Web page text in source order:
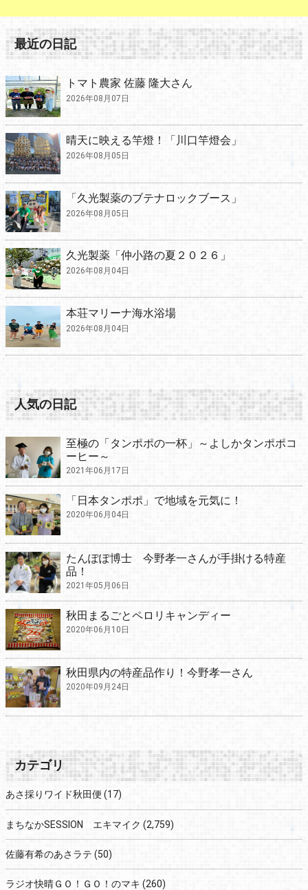
最近の日記
トマト農家 佐藤 隆大さん
2026年08月07日
晴天に映える竿燈！「川口竿燈会」
2026年08月05日
「久光製薬のブテナロックブース」
2026年08月05日
久光製薬「仲小路の夏２０２６」
2026年08月04日
本荘マリーナ海水浴場
2026年08月04日
人気の日記
至極の「タンポポの一杯」～よしかタンポポコ
ーヒー～
2021年06月17日
「日本タンポポ」で地域を元気に！
2020年06月04日
たんぽぽ博士 今野孝一さんが手掛ける特産
品！
2021年05月06日
秋田まるごとペロリキャンディー
2020年06月10日
秋田県内の特産品作り！今野孝一さん
2020年09月24日
カテゴリ
あさ採りワイド秋田便 (17)
まちなかSESSION エキマイク (2,759)
佐藤有希のあさラテ (50)
ラジオ快晴ＧＯ！ＧＯ！のマキ (260)